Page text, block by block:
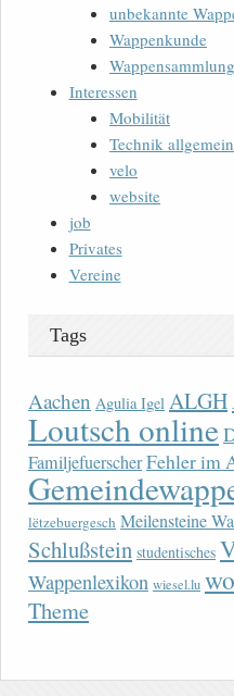
unbekannte
Wappenkunde
Wappensammlung
Interessen
Mobilität
Technik allgemein
velo
website
job
Privates
Vereine
Tags
Aachen Agulia Igel ALGH
Loutsch online
FamiljefuerscherFehler im
lëtzebuergesch Meilensteine
Schlußstein studentisches
Wappenlexikon wiesel.lu
Theme